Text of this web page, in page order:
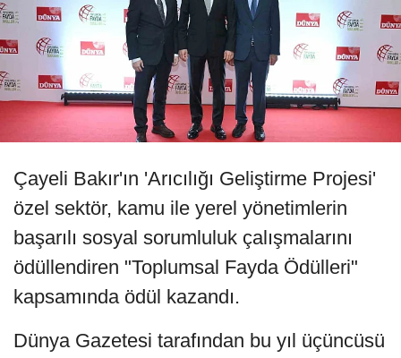
Çayeli Bakır'ın 'Arıcılığı Geliştirme Projesi'
özel sektör, kamu ile yerel yönetimlerin
başarılı sosyal sorumluluk çalışmalarını
ödüllendiren "Toplumsal Fayda Ödülleri"
kapsamında ödül kazandı.
Dünya Gazetesi tarafından bu yıl üçüncüsü